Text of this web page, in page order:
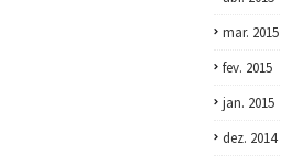
mar. 2015
fev. 2015
jan. 2015
dez. 2014